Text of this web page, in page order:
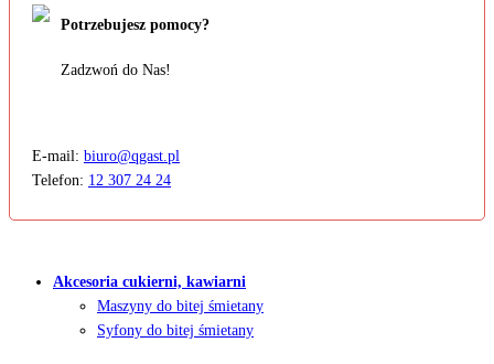
Potrzebujesz pomocy?
Zadzwoń do Nas!
E-mail: biuro@qgast.pl
Telefon: 12 307 24 24
Akcesoria cukierni, kawiarni
Maszyny do bitej śmietany
Syfony do bitej śmietany